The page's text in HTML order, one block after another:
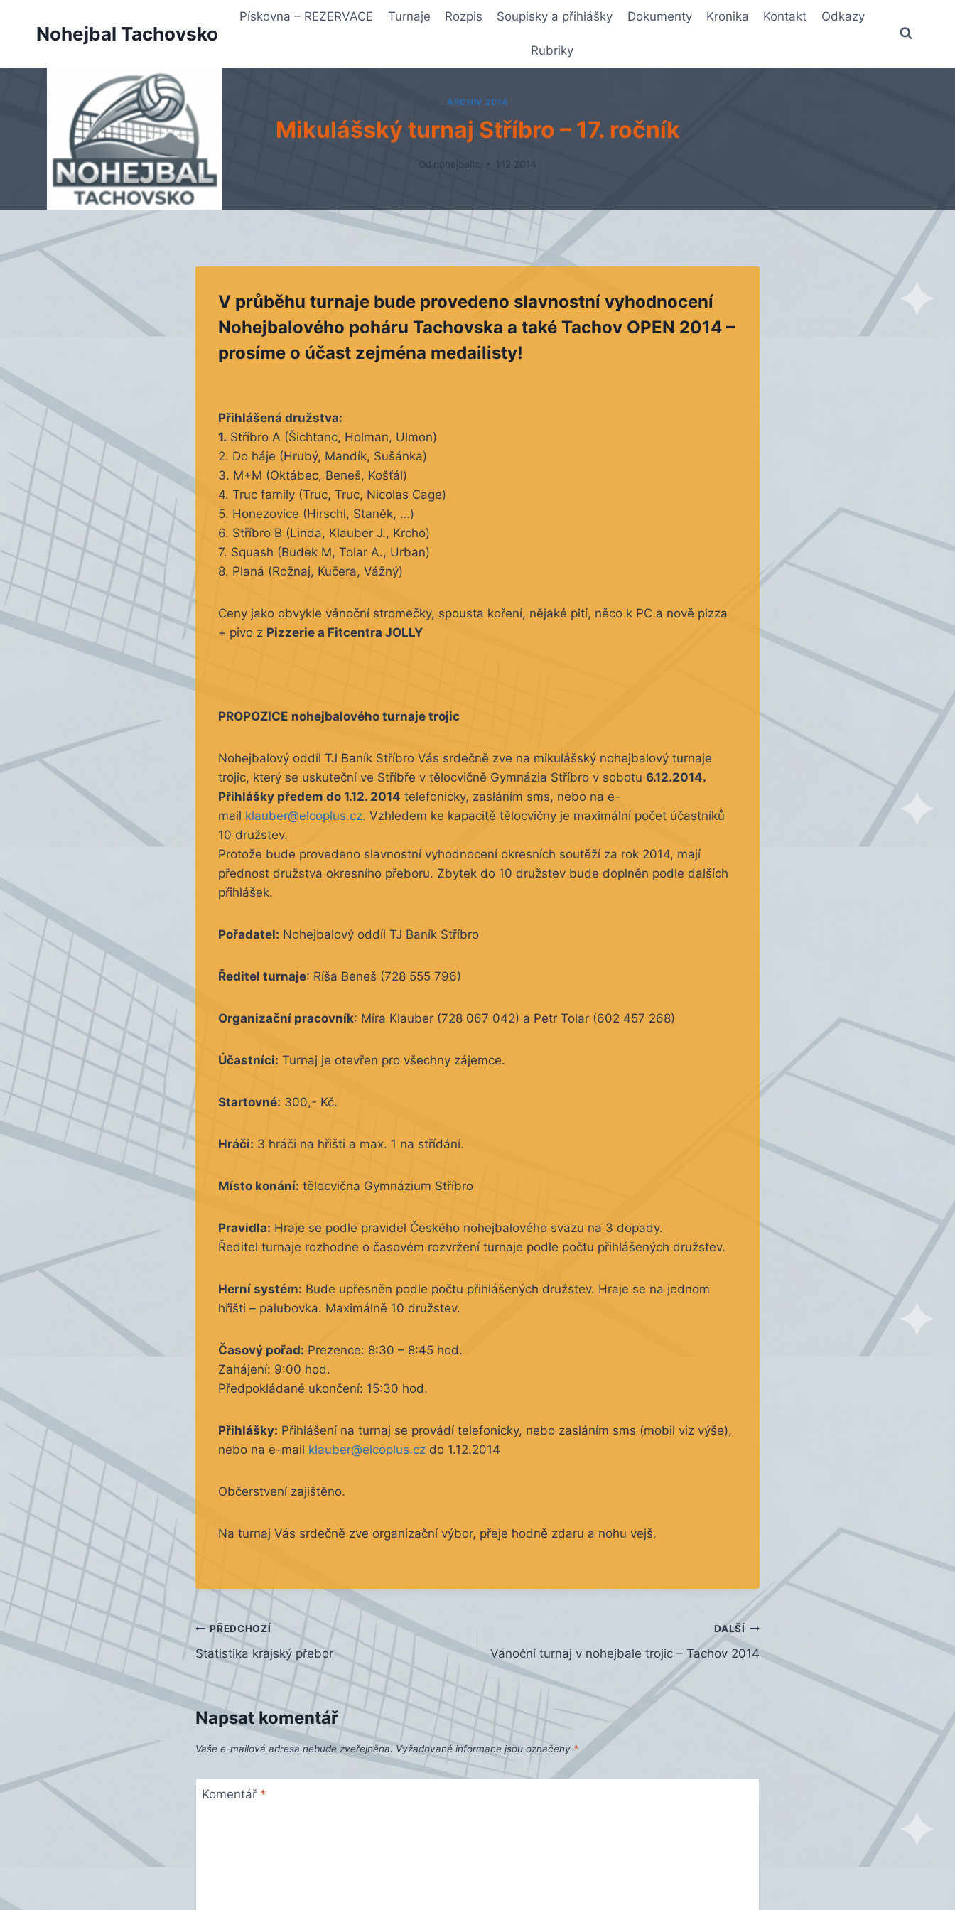
Nohejbal Tachovsko
Pískovna – REZERVACE Turnaje Rozpis Soupisky a přihlášky Dokumenty Kronika Kontakt Odkazy
Rubriky
ARCHIV 2014
Mikulášský turnaj Stříbro – 17. ročník
Od nohejbaltc 1.12.2014
V průběhu turnaje bude provedeno slavnostní vyhodnocení
Nohejbalového poháru Tachovska a také Tachov OPEN 2014 –
prosíme o účast zejména medailisty!
Přihlášená družstva:
1. Stříbro A (Šichtanc, Holman, Ulmon)
2. Do háje (Hrubý, Mandík, Sušánka)
3. M+M (Oktábec, Beneš, Košťál)
4. Truc family (Truc, Truc, Nicolas Cage)
5. Honezovice (Hirschl, Staněk, …)
6. Stříbro B (Linda, Klauber J., Krcho)
7. Squash (Budek M, Tolar A., Urban)
8. Planá (Rožnaj, Kučera, Vážný)
Ceny jako obvykle vánoční stromečky, spousta koření, nějaké pití, něco k PC a nově pizza
+ pivo z Pizzerie a Fitcentra JOLLY
PROPOZICE nohejbalového turnaje trojic
Nohejbalový oddíl TJ Baník Stříbro Vás srdečně zve na mikulášský nohejbalový turnaje
trojic, který se uskuteční ve Stříbře v tělocvičně Gymnázia Stříbro v sobotu 6.12.2014.
Přihlášky předem do 1.12. 2014 telefonicky, zasláním sms, nebo na e-
mail klauber@elcoplus.cz. Vzhledem ke kapacitě tělocvičny je maximální počet účastníků
10 družstev.
Protože bude provedeno slavnostní vyhodnocení okresních soutěží za rok 2014, mají
přednost družstva okresního přeboru. Zbytek do 10 družstev bude doplněn podle dalších
přihlášek.
Pořadatel: Nohejbalový oddíl TJ Baník Stříbro
Ředitel turnaje: Ríša Beneš (728 555 796)
Organizační pracovník: Míra Klauber (728 067 042) a Petr Tolar (602 457 268)
Účastníci: Turnaj je otevřen pro všechny zájemce.
Startovné: 300,- Kč.
Hráči: 3 hráči na hřišti a max. 1 na střídání.
Místo konání: tělocvična Gymnázium Stříbro
Pravidla: Hraje se podle pravidel Českého nohejbalového svazu na 3 dopady.
Ředitel turnaje rozhodne o časovém rozvržení turnaje podle počtu přihlášených družstev.
Herní systém: Bude upřesněn podle počtu přihlášených družstev. Hraje se na jednom
hřišti – palubovka. Maximálně 10 družstev.
Časový pořad: Prezence: 8:30 – 8:45 hod.
Zahájení: 9:00 hod.
Předpokládané ukončení: 15:30 hod.
Přihlášky: Přihlášení na turnaj se provádí telefonicky, nebo zasláním sms (mobil viz výše),
nebo na e-mail klauber@elcoplus.cz do 1.12.2014
Občerstvení zajištěno.
Na turnaj Vás srdečně zve organizační výbor, přeje hodně zdaru a nohu vejš.
Navigace
pro
příspěvek
PŘEDCHOZÍ
Statistika krajský přebor
DALŠÍ
Vánoční turnaj v nohejbale trojic – Tachov 2014
Napsat komentář
Vaše e-mailová adresa nebude zveřejněna. Vyžadované informace jsou označeny *
Komentář *